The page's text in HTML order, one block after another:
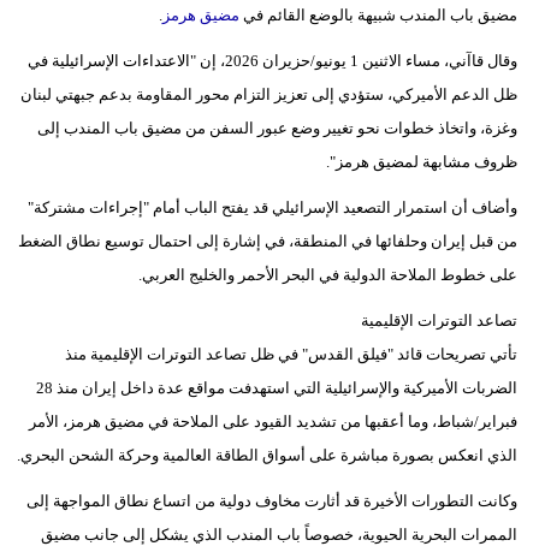
أبراج
فيديو
مضيق باب المندب شبيهة بالوضع القائم في مضيق هرمز.
وقال قاآني، مساء الاثنين 1 يونيو/حزيران 2026، إن "الاعتداءات الإسرائيلية في
ظل الدعم الأميركي، ستؤدي إلى تعزيز التزام محور المقاومة بدعم جبهتي لبنان
وغزة، واتخاذ خطوات نحو تغيير وضع عبور السفن من مضيق باب المندب إلى
ظروف مشابهة لمضيق هرمز".
وأضاف أن استمرار التصعيد الإسرائيلي قد يفتح الباب أمام "إجراءات مشتركة"
من قبل إيران وحلفائها في المنطقة، في إشارة إلى احتمال توسيع نطاق الضغط
على خطوط الملاحة الدولية في البحر الأحمر والخليج العربي.
تصاعد التوترات الإقليمية
تأتي تصريحات قائد "فيلق القدس" في ظل تصاعد التوترات الإقليمية منذ
الضربات الأميركية والإسرائيلية التي استهدفت مواقع عدة داخل إيران منذ 28
فبراير/شباط، وما أعقبها من تشديد القيود على الملاحة في مضيق هرمز، الأمر
الذي انعكس بصورة مباشرة على أسواق الطاقة العالمية وحركة الشحن البحري.
وكانت التطورات الأخيرة قد أثارت مخاوف دولية من اتساع نطاق المواجهة إلى
الممرات البحرية الحيوية، خصوصاً باب المندب الذي يشكل إلى جانب مضيق